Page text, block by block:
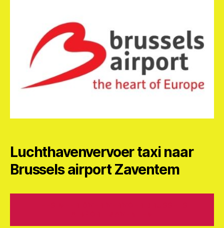
Luchthavenvervoer taxi naar
Brussels airport Zaventem